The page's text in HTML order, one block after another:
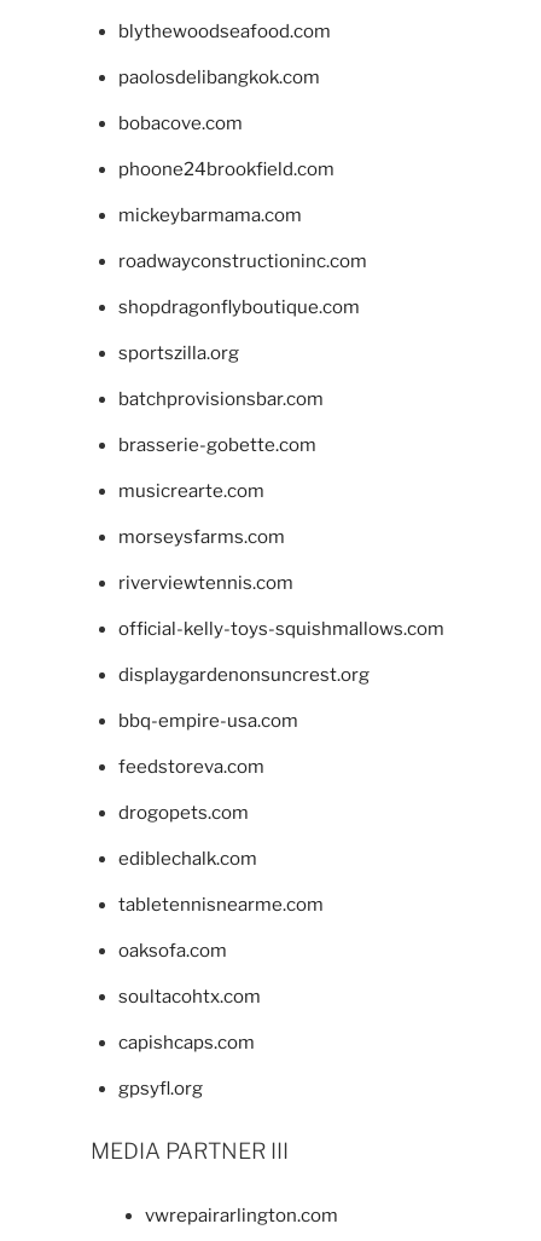
blythewoodseafood.com
paolosdelibangkok.com
bobacove.com
phoone24brookfield.com
mickeybarmama.com
roadwayconstructioninc.com
shopdragonflyboutique.com
sportszilla.org
batchprovisionsbar.com
brasserie-gobette.com
musicrearte.com
morseysfarms.com
riverviewtennis.com
official-kelly-toys-squishmallows.com
displaygardenonsuncrest.org
bbq-empire-usa.com
feedstoreva.com
drogopets.com
ediblechalk.com
tabletennisnearme.com
oaksofa.com
soultacohtx.com
capishcaps.com
gpsyfl.org
MEDIA PARTNER III
vwrepairarlington.com